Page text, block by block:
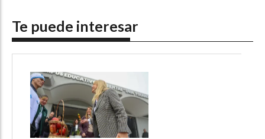
Te puede interesar